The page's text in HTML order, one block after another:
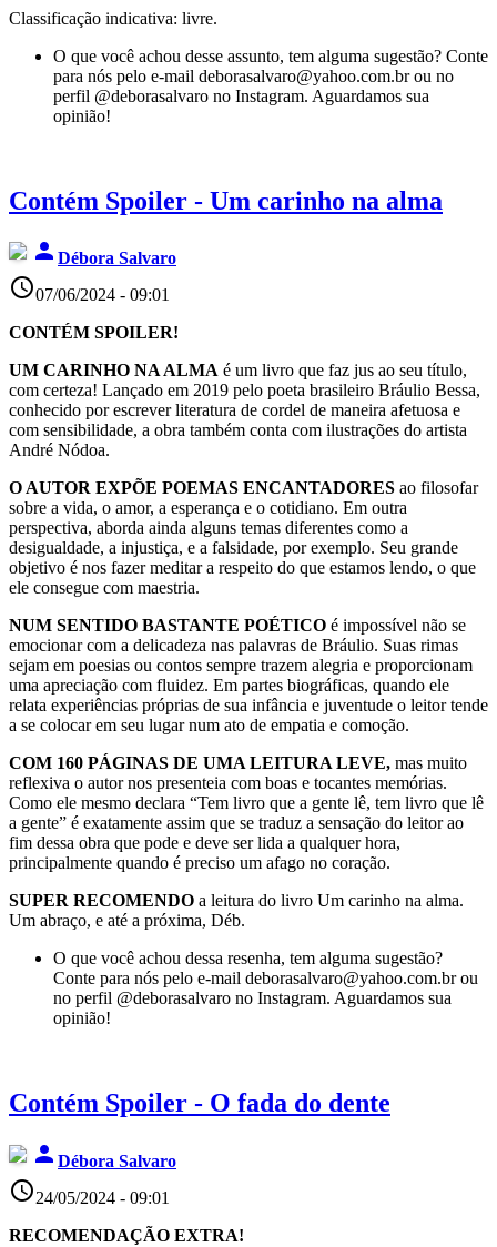
Classificação indicativa: livre.
O que você achou desse assunto, tem alguma sugestão? Conte
para nós pelo e-mail deborasalvaro@yahoo.com.br ou no
perfil @deborasalvaro no Instagram. Aguardamos sua
opinião!
Contém Spoiler - Um carinho na alma
person Débora Salvaro
access_time07/06/2024 - 09:01
CONTÉM SPOILER!
UM CARINHO NA ALMA é um livro que faz jus ao seu título,
com certeza! Lançado em 2019 pelo poeta brasileiro Bráulio Bessa,
conhecido por escrever literatura de cordel de maneira afetuosa e
com sensibilidade, a obra também conta com ilustrações do artista
André Nódoa.
O AUTOR EXPÕE POEMAS ENCANTADORES ao filosofar
sobre a vida, o amor, a esperança e o cotidiano. Em outra
perspectiva, aborda ainda alguns temas diferentes como a
desigualdade, a injustiça, e a falsidade, por exemplo. Seu grande
objetivo é nos fazer meditar a respeito do que estamos lendo, o que
ele consegue com maestria.
NUM SENTIDO BASTANTE POÉTICO é impossível não se
emocionar com a delicadeza nas palavras de Bráulio. Suas rimas
sejam em poesias ou contos sempre trazem alegria e proporcionam
uma apreciação com fluidez. Em partes biográficas, quando ele
relata experiências próprias de sua infância e juventude o leitor tende
a se colocar em seu lugar num ato de empatia e comoção.
COM 160 PÁGINAS DE UMA LEITURA LEVE, mas muito
reflexiva o autor nos presenteia com boas e tocantes memórias.
Como ele mesmo declara “Tem livro que a gente lê, tem livro que lê
a gente” é exatamente assim que se traduz a sensação do leitor ao
fim dessa obra que pode e deve ser lida a qualquer hora,
principalmente quando é preciso um afago no coração.
SUPER RECOMENDO a leitura do livro Um carinho na alma.
Um abraço, e até a próxima, Déb.
O que você achou dessa resenha, tem alguma sugestão?
Conte para nós pelo e-mail deborasalvaro@yahoo.com.br ou
no perfil @deborasalvaro no Instagram. Aguardamos sua
opinião!
Contém Spoiler - O fada do dente
person Débora Salvaro
access_time24/05/2024 - 09:01
RECOMENDAÇÃO EXTRA!